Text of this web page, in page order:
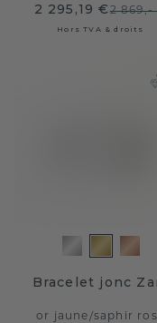
2 295,19 €2 869,-
Hors TVA & droits
Bracelet jonc
or jaune/saphir